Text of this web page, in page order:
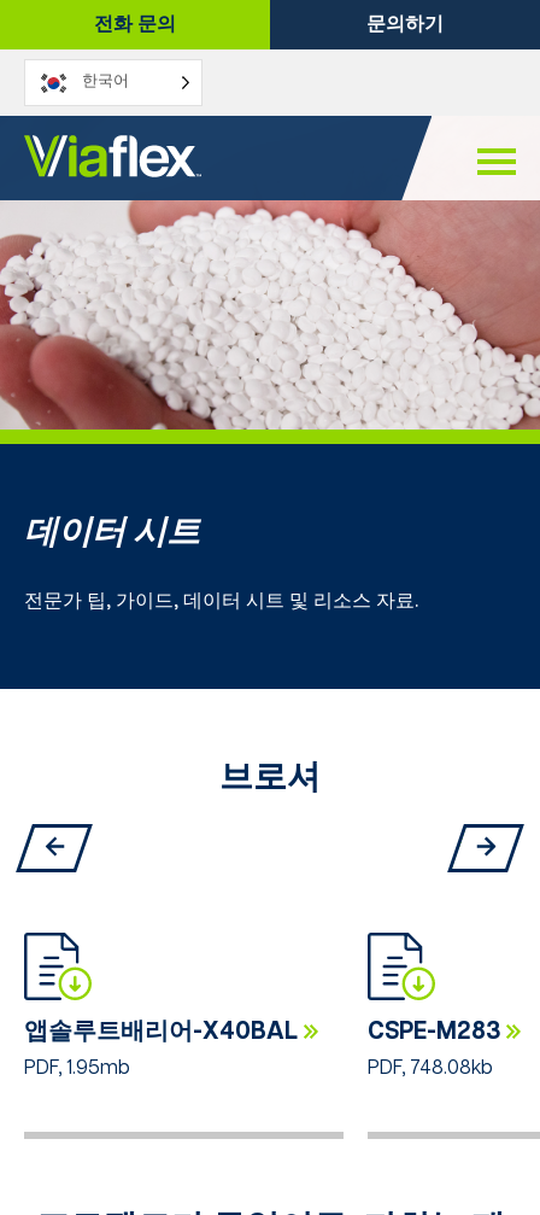
전화 문의 문의하기
한국어
데이터 시트
전문가 팁, 가이드, 데이터 시트 및 리소스 자료.
브로셔
앱솔루트배리어-X40BAL
PDF, 1.95mb
CSPE-M283
PDF, 748.08kb